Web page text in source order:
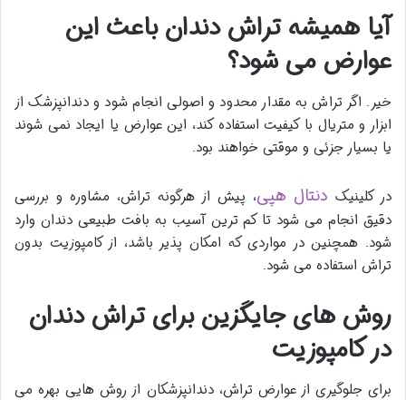
آیا همیشه تراش دندان باعث این
عوارض می شود؟
خیر. اگر تراش به مقدار محدود و اصولی انجام شود و دندانپزشک از
ابزار و متریال با کیفیت استفاده کند، این عوارض یا ایجاد نمی شوند
یا بسیار جزئی و موقتی خواهند بود.
در کلینیک دنتال هپی، پیش از هرگونه تراش، مشاوره و بررسی
دقیق انجام می شود تا کم ترین آسیب به بافت طبیعی دندان وارد
شود. همچنین در مواردی که امکان پذیر باشد، از کامپوزیت بدون
تراش استفاده می شود.
روش های جایگزین برای تراش دندان
در کامپوزیت
برای جلوگیری از عوارض تراش، دندانپزشکان از روش هایی بهره می